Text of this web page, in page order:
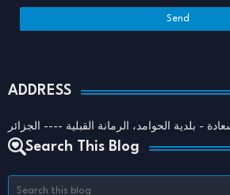
ADDRESS
- بلدية الحوامد، الرمانة القبلية ---- الجزائر
Search This Blog